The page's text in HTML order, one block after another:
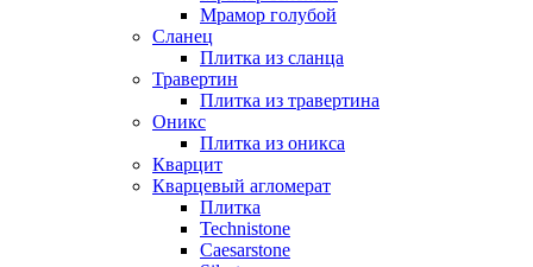
Мрамор голубой
Сланец
Плитка из сланца
Травертин
Плитка из травертина
Оникс
Плитка из оникса
Кварцит
Кварцевый агломерат
Плитка
Technistone
Caesarstone